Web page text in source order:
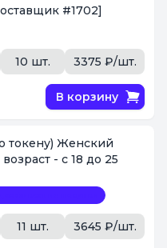
#1702]
10 шт. 3375 ₽/шт.
В корзину
токену) Женский
- с 18 до 25
11 шт. 3645 ₽/шт.